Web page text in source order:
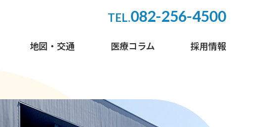
TEL.082-256-4500
地図・交通 医療コラム 採用情報